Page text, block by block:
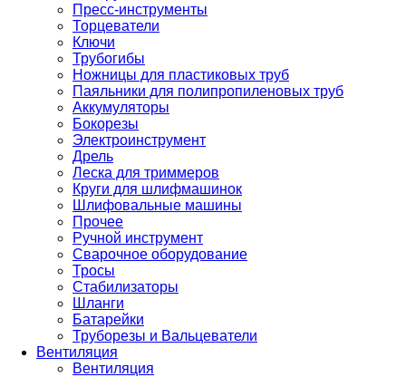
Пресс-инструменты
Торцеватели
Ключи
Трубогибы
Ножницы для пластиковых труб
Паяльники для полипропиленовых труб
Аккумуляторы
Бокорезы
Электроинструмент
Дрель
Леска для триммеров
Круги для шлифмашинок
Шлифовальные машины
Прочее
Ручной инструмент
Сварочное оборудование
Тросы
Стабилизаторы
Шланги
Батарейки
Труборезы и Вальцеватели
Вентиляция
Вентиляция